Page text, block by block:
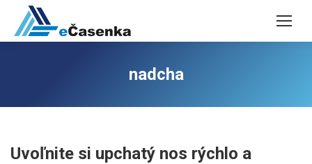
nadcha
Uvoľnite si upchatý nos rýchlo a